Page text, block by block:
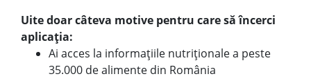
Uite doar câteva motive pentru care să încerci
aplicația:
Ai acces la informațiile nutriționale a peste
35.000 de alimente din România